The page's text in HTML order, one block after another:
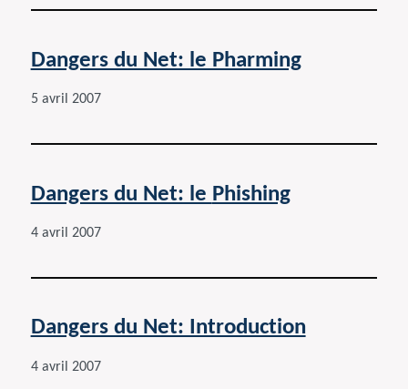
Dangers du Net: le Pharming
5 avril 2007
Dangers du Net: le Phishing
4 avril 2007
Dangers du Net: Introduction
4 avril 2007